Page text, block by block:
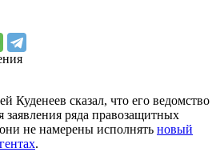
Куденеев сказал, что его ведомство
заявления ряда правозащитных
не намерены исполнять новый
.